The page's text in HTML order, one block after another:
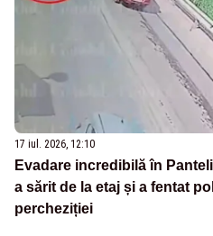
17 iul. 2026, 12:10
Evadare incredibilă în
a sărit de la etaj și a fentat
percheziției